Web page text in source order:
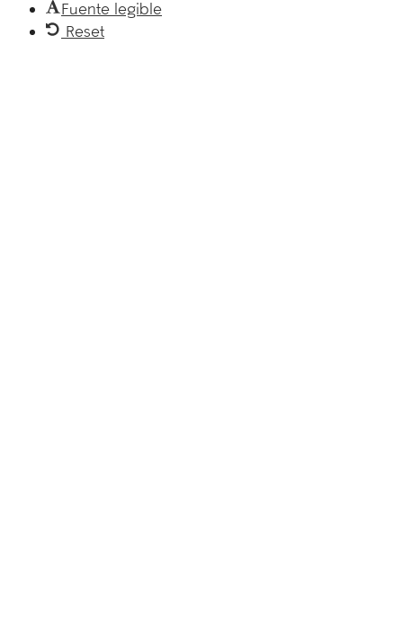
Fuente legible
Reset